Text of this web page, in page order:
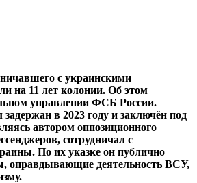
с украинскими
на 11 лет колонии. Об этом
управлении ФСБ России.
в 2023 году и заключён под
автором оппозиционного
сотрудничал с
По их указке он публично
оправдывающие деятельность ВСУ,